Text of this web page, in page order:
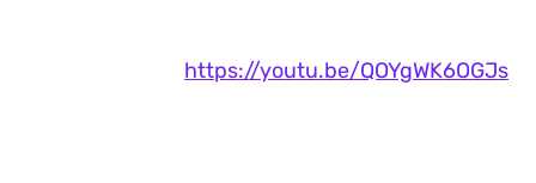
https://youtu.be/QOYgWK6OGJs